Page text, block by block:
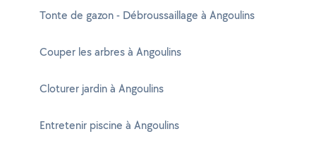
Tonte de gazon - Débroussaillage à Angoulins
Couper les arbres à Angoulins
Cloturer jardin à Angoulins
Entretenir piscine à Angoulins